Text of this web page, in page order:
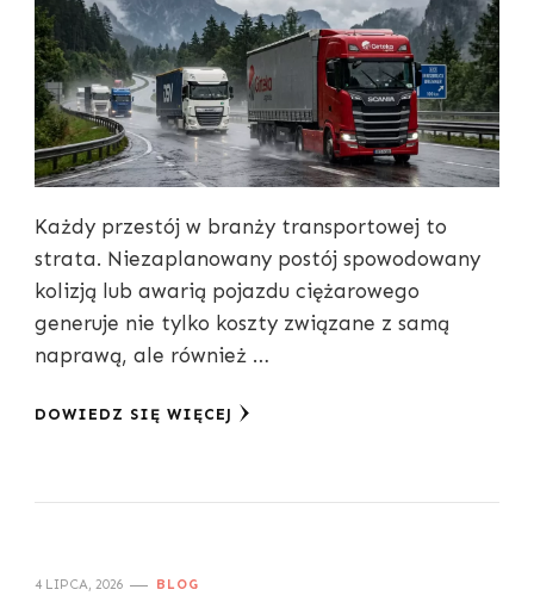
Każdy przestój w branży transportowej to
strata. Niezaplanowany postój spowodowany
kolizją lub awarią pojazdu ciężarowego
generuje nie tylko koszty związane z samą
naprawą, ale również …
DOWIEDZ SIĘ WIĘCEJ
4 LIPCA, 2026 BLOG